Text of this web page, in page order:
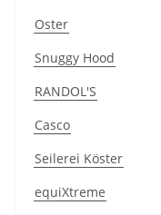
Oster
Snuggy Hood
RANDOL'S
Casco
Seilerei Köster
equiXtreme